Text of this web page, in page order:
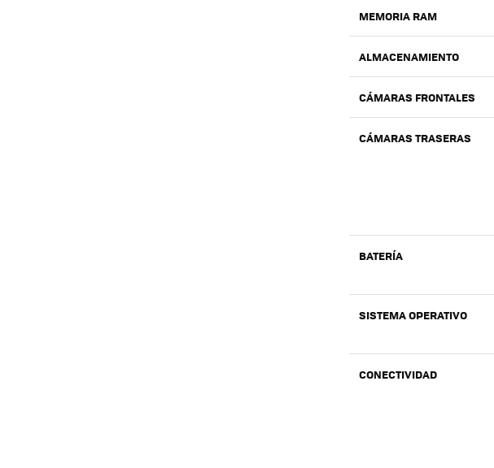
MEMORIA RAM
ALMACENAMIENTO
CÁMARAS FRONTALES
CÁMARAS TRASERAS
BATERÍA
SISTEMA OPERATIVO
CONECTIVIDAD